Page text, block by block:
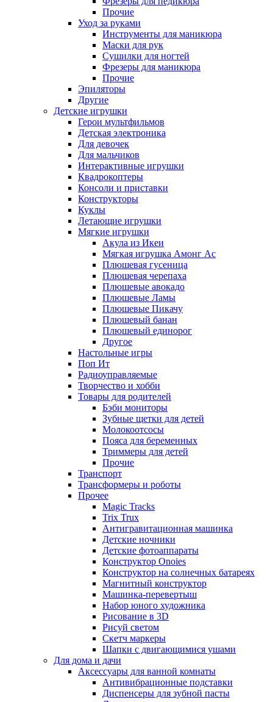
Прочие
Уход за руками
Инструменты для маникюра
Маски для рук
Сушилки для ногтей
Фрезеры для маникюра
Прочие
Эпиляторы
Другие
Детские игрушки
Герои мультфильмов
Детская электроника
Для девочек
Для мальчиков
Интерактивные игрушки
Квадрокоптеры
Консоли и приставки
Конструкторы
Куклы
Летающие игрушки
Мягкие игрушки
Акула из Икеи
Мягкая игрушка Амонг Ас
Плюшевая гусеница
Плюшевая черепаха
Плюшевые авокадо
Плюшевые Ламы
Плюшевые Пикачу
Плюшевый банан
Плюшевый единорог
Другое
Настольные игры
Поп Ит
Радиоуправляемые
Творчество и хобби
Товары для родителей
Бэби мониторы
Зубные щетки для детей
Молокоотсосы
Пояса для беременных
Триммеры для детей
Прочие
Транспорт
Трансформеры и роботы
Прочее
Magic Tracks
Trix Trux
Антигравитационная машинка
Детские ночники
Детские фотоаппараты
Конструктор Onoies
Конструктор на солнечных батареях
Магнитный конструктор
Машинка-перевертыш
Набор юного художника
Рисование в 3D
Рисуй светом
Скетч маркеры
Шапки с двигающимися ушами
Для дома и дачи
Аксессуары для ванной комнаты
Антивибрационные подставки
Диспенсеры для зубной пасты